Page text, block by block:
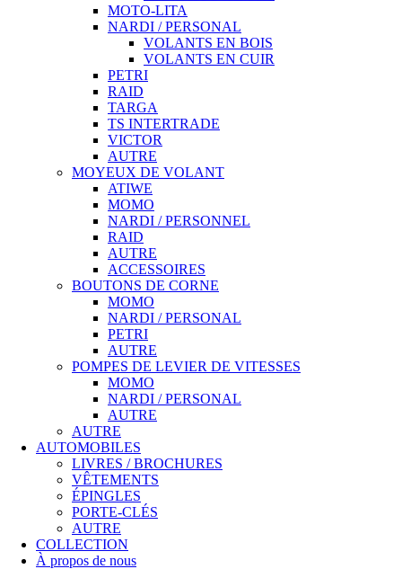
MOTO-LITA
NARDI / PERSONAL
VOLANTS EN BOIS
VOLANTS EN CUIR
PETRI
RAID
TARGA
TS INTERTRADE
VICTOR
AUTRE
MOYEUX DE VOLANT
ATIWE
MOMO
NARDI / PERSONNEL
RAID
AUTRE
ACCESSOIRES
BOUTONS DE CORNE
MOMO
NARDI / PERSONAL
PETRI
AUTRE
POMPES DE LEVIER DE VITESSES
MOMO
NARDI / PERSONAL
AUTRE
AUTRE
AUTOMOBILES
LIVRES / BROCHURES
VÊTEMENTS
ÉPINGLES
PORTE-CLÉS
AUTRE
COLLECTION
À propos de nous